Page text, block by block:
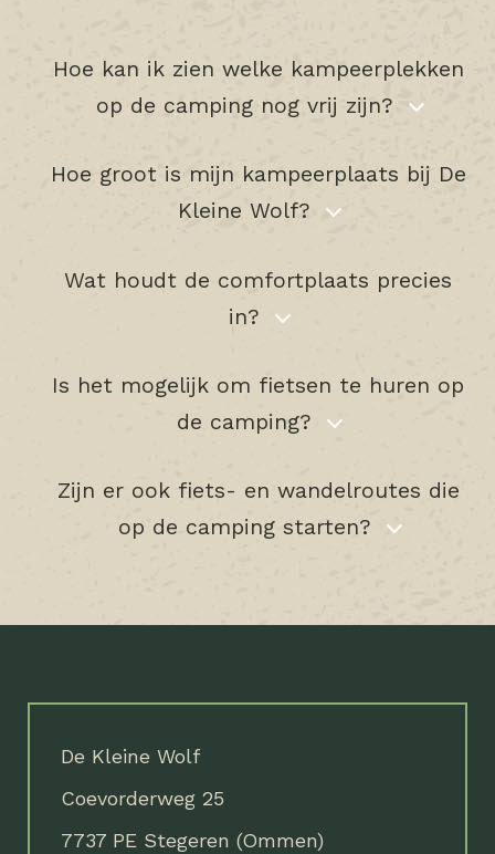
Hoe kan ik zien welke kampeerplekken
op de camping nog vrij zijn?
Hoe groot is mijn kampeerplaats bij De
Kleine Wolf?
Wat houdt de comfortplaats precies
in?
Is het mogelijk om fietsen te huren op
de camping?
Zijn er ook fiets- en wandelroutes die
op de camping starten?
De Kleine Wolf
Coevorderweg 25
7737 PE Stegeren (Ommen)